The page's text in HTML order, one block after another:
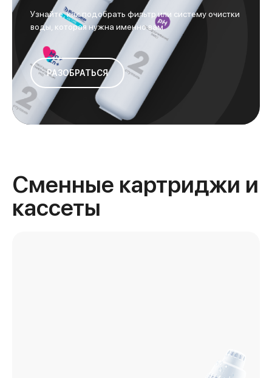
Узнайте, как подобрать фильтр или систему очистки
воды, которая нужна именно вам.
РАЗОБРАТЬСЯ
Сменные картриджи и
кассеты